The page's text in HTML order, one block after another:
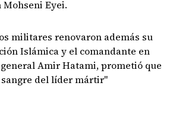
Eyei.
militares renovaron además su
Islámica y el comandante en
Amir Hatami, prometió que
sangre del líder mártir"